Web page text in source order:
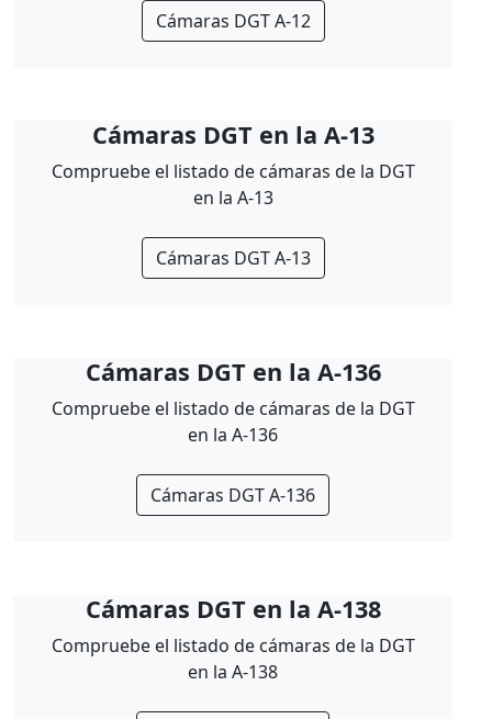
Cámaras DGT A-12
Cámaras DGT en la A-13
Compruebe el listado de cámaras de la DGT
en la A-13
Cámaras DGT A-13
Cámaras DGT en la A-136
Compruebe el listado de cámaras de la DGT
en la A-136
Cámaras DGT A-136
Cámaras DGT en la A-138
Compruebe el listado de cámaras de la DGT
en la A-138